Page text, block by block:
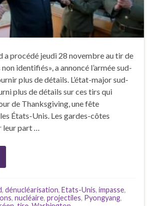
a procédé jeudi 28 novembre au tir de
identifiés», a annoncé l’armée sud-
plus de détails. L’état-major sud-
plus de détails sur ces tirs qui
de Thanksgiving, une fête
États-Unis. Les gardes-côtes
leur part …
, dénucléarisation, Etats-Unis, impasse,
, nucléaire, projectiles, Pyongyang,